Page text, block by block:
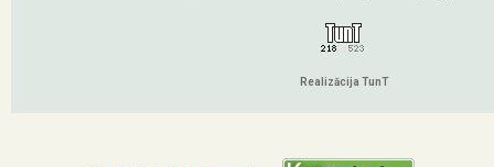
Realizācija TunT